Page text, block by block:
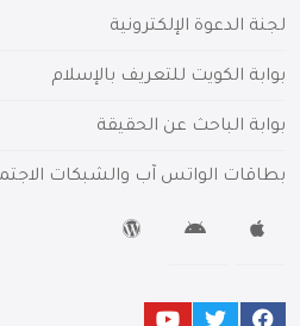
لجنة الدعوة الإلكترونية
بوابة الكويت للتعريف بالإسلام
بوابة الباحث عن الحقيقة
بطاقات الواتس آب والشبكات